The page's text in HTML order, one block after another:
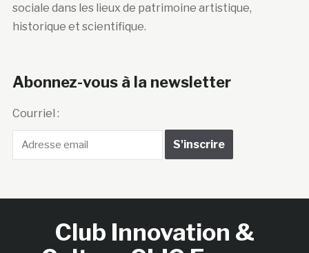
sociale dans les lieux de patrimoine artistique,
historique et scientifique.
Abonnez-vous à la newsletter
Courriel :
Club Innovation &